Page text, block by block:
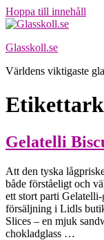
Hoppa till innehåll
Glasskoll.se
Världens viktigaste
Gelatelli
Att den tyska
både förståeligt och
ett stort parti
försäljning i Lidls
Slices – en mjuk
chokladglass …